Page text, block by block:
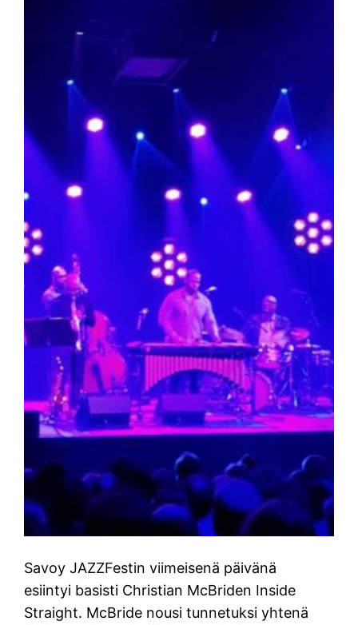
Savoy JAZZFestin viimeisenä päivänä
esiintyi basisti Christian McBriden Inside
Straight. McBride nousi tunnetuksi yhtenä